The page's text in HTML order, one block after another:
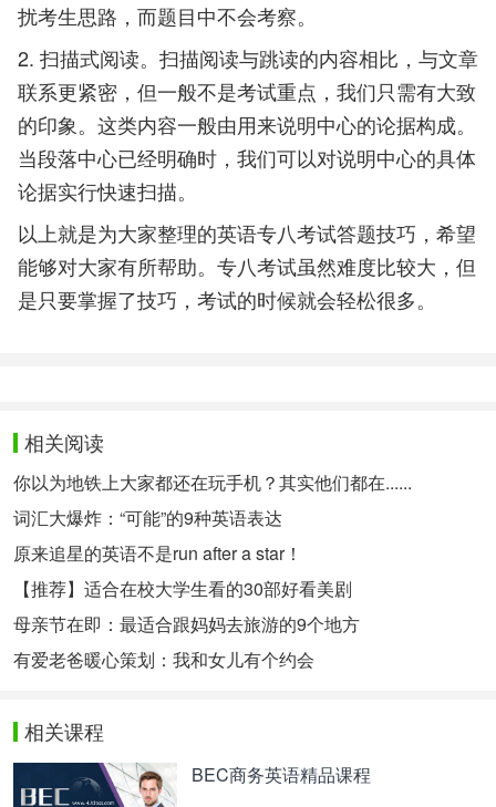
扰考生思路，而题目中不会考察。
2. 扫描式阅读。扫描阅读与跳读的内容相比，与文章
联系更紧密，但一般不是考试重点，我们只需有大致
的印象。这类内容一般由用来说明中心的论据构成。
当段落中心已经明确时，我们可以对说明中心的具体
论据实行快速扫描。
以上就是为大家整理的英语专八考试答题技巧，希望
能够对大家有所帮助。专八考试虽然难度比较大，但
是只要掌握了技巧，考试的时候就会轻松很多。
相关阅读
你以为地铁上大家都还在玩手机？其实他们都在......
词汇大爆炸：“可能”的9种英语表达
原来追星的英语不是run after a star！
【推荐】适合在校大学生看的30部好看美剧
母亲节在即：最适合跟妈妈去旅游的9个地方
有爱老爸暖心策划：我和女儿有个约会
相关课程
BEC商务英语精品课程